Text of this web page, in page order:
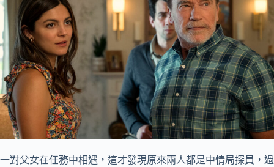
一對父女在任務中相遇，這才發現原來兩人都是中情局探員，過